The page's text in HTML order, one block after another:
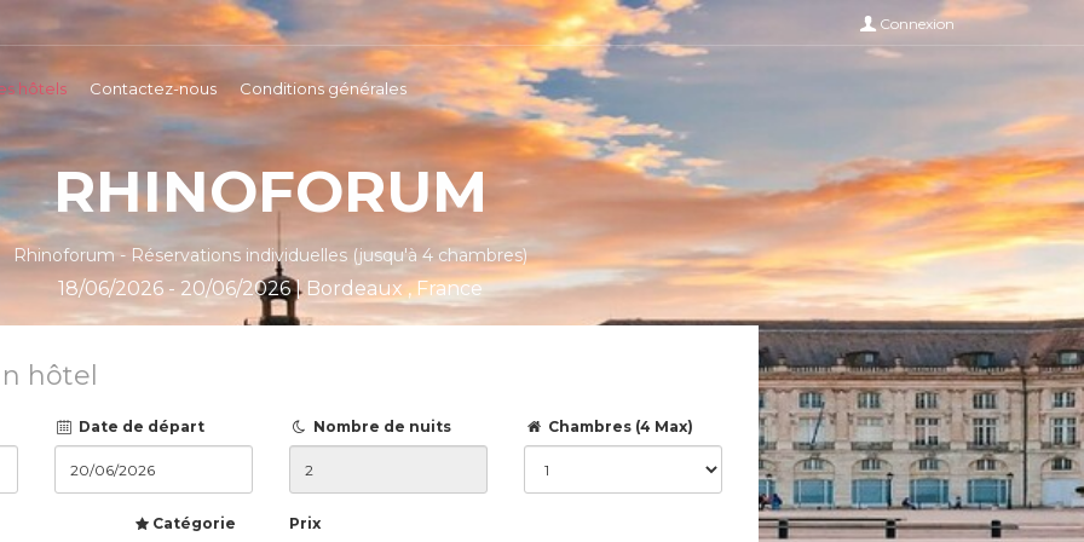
Connexion
hôtels Contactez-nous Conditions générales
RHINOFORUM
Rhinoforum - Réservations individuelles (jusqu'à 4 chambres)
18/06/2026 - 20/06/2026 | Bordeaux , France
hôtel
Date de départ Nombre de nuits Chambres (4 Max)
Catégorie Prix